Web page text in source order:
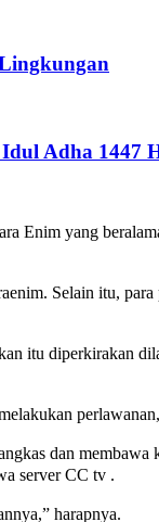
Adha 1447
Enim yang
Selain itu,
itu diperkirakan
dan membawa
server CC tv .
harapnya.